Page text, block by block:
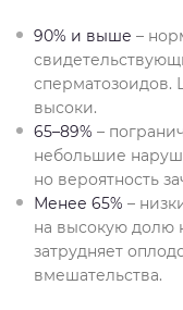
90% и выше –
сперматозоидов.
высоки.
65–89% –
небольшие
но вероятность
Менее 65% –
на высокую долю
затрудняет
вмешательства.